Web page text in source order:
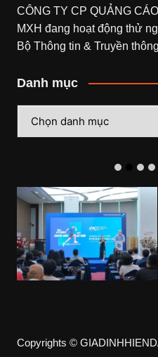
CÔNG TY CP QUẢNG
MXH đang hoạt động thử
Bộ Thông tin & Truyền
Danh mục
mục
Copyrights ©